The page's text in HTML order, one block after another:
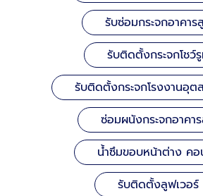
รับซ่อมกระจกอาคาร
รับติดตั้งกระจกโชว์
รับติดตั้งกระจกโรงงานอุต
ซ่อมผนังกระจกอาคา
น้ำซึมขอบหน้าต่าง คอ
รับติดตั้งลูฟเวอร์